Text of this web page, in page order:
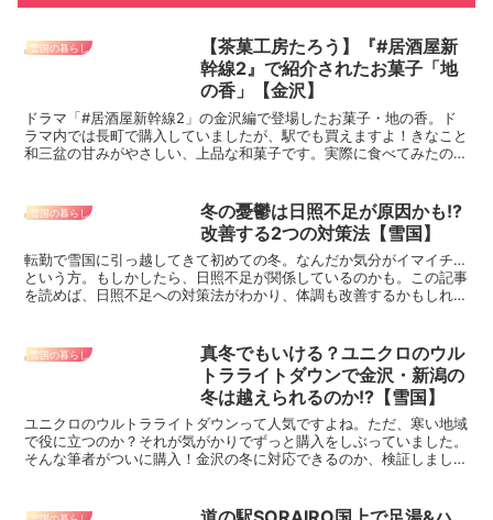
雪国の暮らし
【茶菓工房たろう】『#居酒屋新
幹線2』で紹介されたお菓子「地
の香」【金沢】
ドラマ「#居酒屋新幹線2」の金沢編で登場したお菓子・地の香。ド
ラマ内では長町で購入していましたが、駅でも買えますよ！きなこと
和三盆の甘みがやさしい、上品な和菓子です。実際に食べてみたの
雪国の暮らし
冬の憂鬱は日照不足が原因かも!?
改善する2つの対策法【雪国】
転勤で雪国に引っ越してきて初めての冬。なんだか気分がイマイチ…
という方。もしかしたら、日照不足が関係しているのかも。この記事
を読めば、日照不足への対策法がわかり、体調も改善するかもしれま
雪国の暮らし
真冬でもいける？ユニクロのウル
トラライトダウンで金沢・新潟の
冬は越えられるのか!?【雪国】
ユニクロのウルトラライトダウンって人気ですよね。ただ、寒い地域
で役に立つのか？それが気がかりでずっと購入をしぶっていました。
そんな筆者がついに購入！金沢の冬に対応できるのか、検証しまし